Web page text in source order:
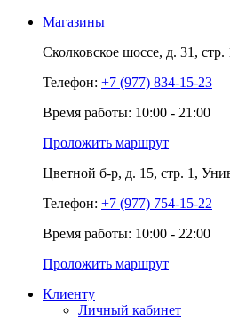
Магазины
Сколковское шоссе, д. 31, стр.
Телефон: +7 (977) 834-15-23
Время работы: 10:00 - 21:00
Проложить маршрут
Цветной б-р, д. 15, стр. 1,
Телефон: +7 (977) 754-15-22
Время работы: 10:00 - 22:00
Проложить маршрут
Клиенту
Личный кабинет